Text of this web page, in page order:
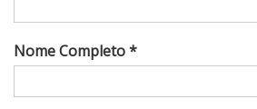
Nome Completo *